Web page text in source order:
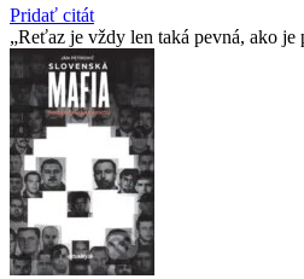
Pridať citát
Reťaz je vždy len taká pevná, ako je